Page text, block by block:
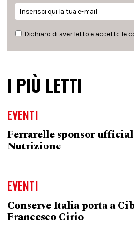
Dichiaro di aver letto e accetto le
I PIÙ LETTI
EVENTI
Ferrarelle sponsor
Nutrizione
EVENTI
Conserve Italia porta a
Francesco Cirio